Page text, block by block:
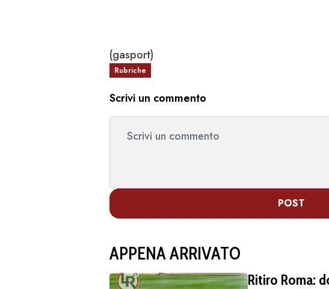
(gasport)
Rubriche
Scrivi un commento
POST
APPENA ARRIVATO
Ritiro Roma: